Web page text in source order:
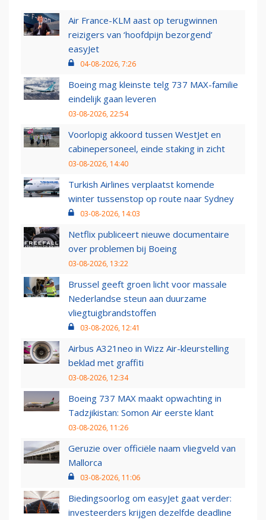
Air France-KLM aast op terugwinnen
reizigers van ‘hoofdpijn bezorgend’
easyJet
04-08-2026, 7:26
Boeing mag kleinste telg 737 MAX-familie
eindelijk gaan leveren
03-08-2026, 22:54
Voorlopig akkoord tussen WestJet en
cabinepersoneel, einde staking in zicht
03-08-2026, 14:40
Turkish Airlines verplaatst komende
winter tussenstop op route naar Sydney
03-08-2026, 14:03
Netflix publiceert nieuwe documentaire
over problemen bij Boeing
03-08-2026, 13:22
Brussel geeft groen licht voor massale
Nederlandse steun aan duurzame
vliegtuigbrandstoffen
03-08-2026, 12:41
Airbus A321neo in Wizz Air-kleurstelling
beklad met graffiti
03-08-2026, 12:34
Boeing 737 MAX maakt opwachting in
Tadzjikistan: Somon Air eerste klant
03-08-2026, 11:26
Geruzie over officiële naam vliegveld van
Mallorca
03-08-2026, 11:06
Biedingsoorlog om easyJet gaat verder:
investeerders krijgen dezelfde deadline